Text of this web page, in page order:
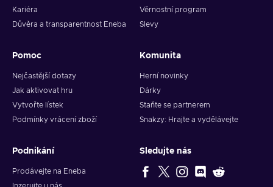
Kariéra
Důvěra a transparentnost Eneba
Věrnostní program
Slevy
Pomoc
Nejčastější dotazy
Jak aktivovat hru
Vytvořte lístek
Podmínky vrácení zboží
Komunita
Herní novinky
Dárky
Staňte se partnerem
Snakzy: Hrajte a vydělávejte
Podnikání
Prodávejte na Eneba
Sledujte nás